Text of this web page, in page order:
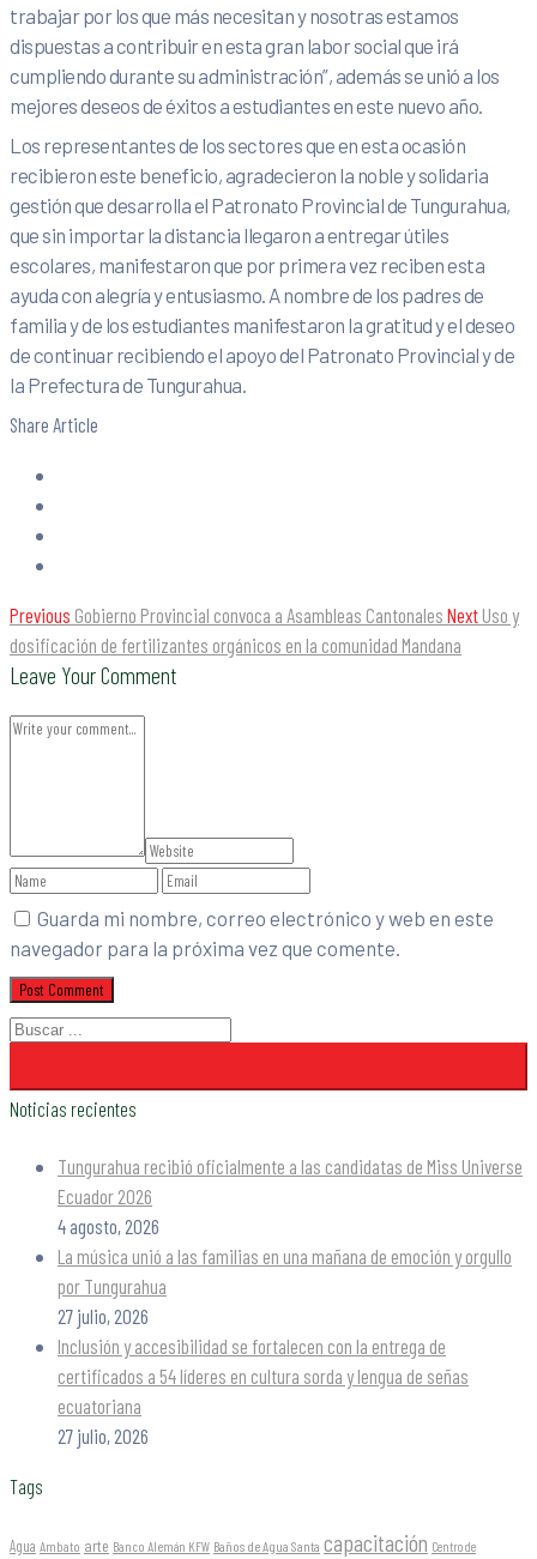
trabajar por los que más necesitan y nosotras estamos
dispuestas a contribuir en esta gran labor social que irá
cumpliendo durante su administración”, además se unió a los
mejores deseos de éxitos a estudiantes en este nuevo año.
Los representantes de los sectores que en esta ocasión
recibieron este beneficio, agradecieron la noble y solidaria
gestión que desarrolla el Patronato Provincial de Tungurahua,
que sin importar la distancia llegaron a entregar útiles
escolares, manifestaron que por primera vez reciben esta
ayuda con alegría y entusiasmo. A nombre de los padres de
familia y de los estudiantes manifestaron la gratitud y el deseo
de continuar recibiendo el apoyo del Patronato Provincial y de
la Prefectura de Tungurahua.
Share Article
Previous Gobierno Provincial convoca a Asambleas Cantonales Next Uso y
dosificación de fertilizantes orgánicos en la comunidad Mandana
Leave Your Comment
Guarda mi nombre, correo electrónico y web en este
navegador para la próxima vez que comente.
Noticias recientes
Tungurahua recibió oficialmente a las candidatas de Miss Universe
Ecuador 2026
4 agosto, 2026
La música unió a las familias en una mañana de emoción y orgullo
por Tungurahua
27 julio, 2026
Inclusión y accesibilidad se fortalecen con la entrega de
certificados a 54 líderes en cultura sorda y lengua de señas
ecuatoriana
27 julio, 2026
Tags
Agua Ambato arte Banco Alemán KFW Baños de Agua Santa capacitación Centro de